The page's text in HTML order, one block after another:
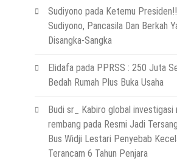
Sudiyono pada Ketemu
Sudiyono, Pancasila Dan Berkah
Disangka-Sangka
Elidafapada PPRSS : 250 Juta
Bedah Rumah Plus Buka Usaha
Budi sr_ Kabiro global investigasi
rembang pada Resmi Jadi
Bus Widji Lestari Penyebab
Terancam 6 Tahun Penjara